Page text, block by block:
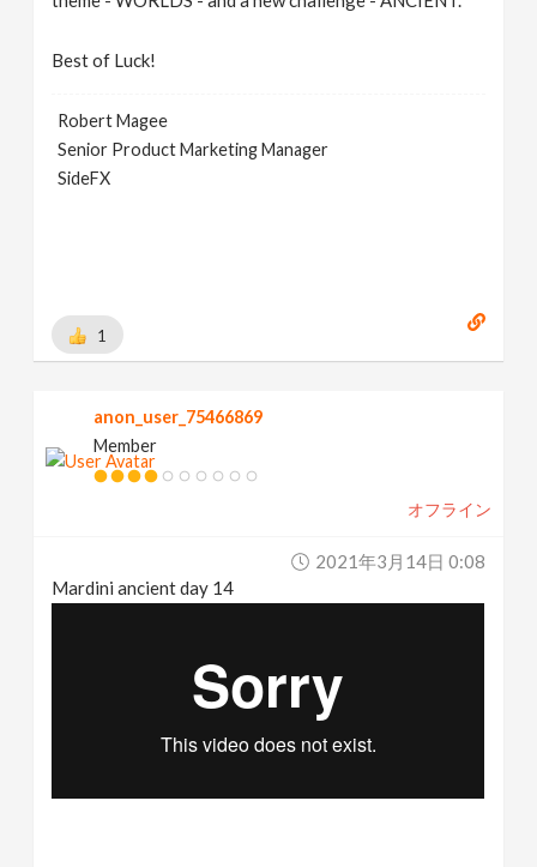
Best of Luck!
Robert Magee
Senior Product Marketing Manager
SideFX
1
anon_user_75466869
Member
オフライン
2021年3月14日 0:08
Mardini ancient day 14